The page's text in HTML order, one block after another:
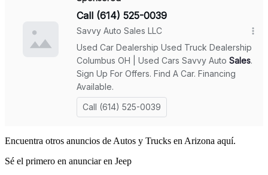
Encuentra otros anuncios de Autos y Trucks en Arizona aquí.
Sé el primero en anunciar en Jeep